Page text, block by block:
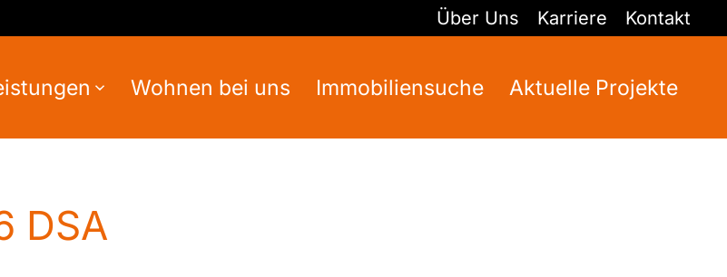
Über Uns Karriere Kontakt
Wohnen bei uns Immobiliensuche Aktuelle Projekte
DSA